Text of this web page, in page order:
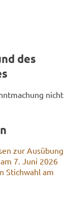
des
nicht
zur Aus­übung
7. Juni 2026
Stich­wahl am